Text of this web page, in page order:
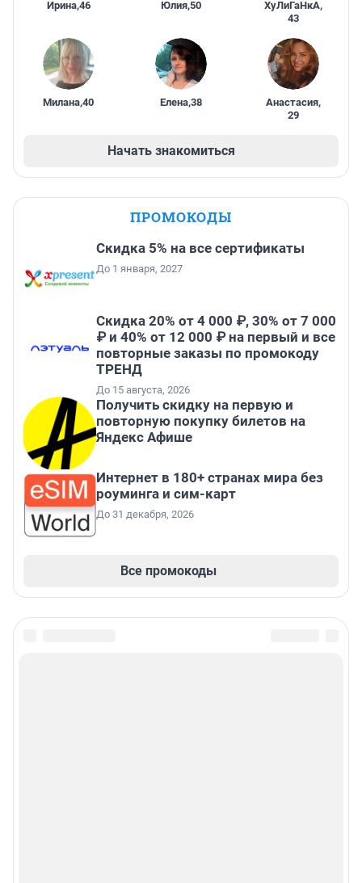
Ирина,46 Юлия,50 ХуЛиГаНкА,
43
Милана,40 Елена,38 Анастасия,
29
Начать знакомиться
ПРОМОКОДЫ
Скидка 5% на все сертификаты
До 1 января, 2027
Скидка 20% от 4 000 ₽, 30% от 7 000
₽ и 40% от 12 000 ₽ на первый и все
повторные заказы по промокоду
ТРЕНД
До 15 августа, 2026
Получить скидку на первую и
повторную покупку билетов на
Яндекс Афише
Интернет в 180+ странах мира без
роуминга и сим-карт
До 31 декабря, 2026
Все промокоды